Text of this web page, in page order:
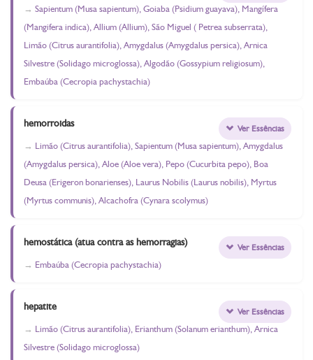
Sapientum (Musa sapientum), Goiaba (Psidium guayava), Mangífera
(Mangifera indica), Allium (Allium), São Miguel ( Petrea subserrata),
Limão (Citrus aurantifolia), Amygdalus (Amygdalus persica), Arnica
Silvestre (Solidago microglossa), Algodão (Gossypium religiosum),
Embaúba (Cecropia pachystachia)
hemorroidas
Limão (Citrus aurantifolia), Sapientum (Musa sapientum), Amygdalus
(Amygdalus persica), Aloe (Aloe vera), Pepo (Cucurbita pepo), Boa
Deusa (Erigeron bonarienses), Laurus Nobilis (Laurus nobilis), Myrtus
(Myrtus communis), Alcachofra (Cynara scolymus)
Ver Essências
hemostática (atua contra as hemorragias)
Embaúba (Cecropia pachystachia)
Ver Essências
hepatite
Limão (Citrus aurantifolia), Erianthum (Solanum erianthum), Arnica
Silvestre (Solidago microglossa)
Ver Essências